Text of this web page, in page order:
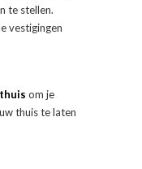
te stellen.
vestigingen
om je
thuis te laten